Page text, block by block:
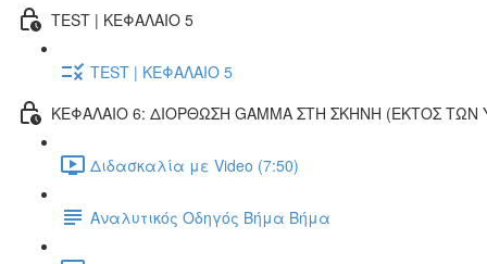
TEST | ΚΕΦΑΛΑΙΟ 5
TEST | ΚΕΦΑΛΑΙΟ 5
ΚΕΦΑΛΑΙΟ 6: ΔΙΟΡΘΩΣΗ GAMMA ΣΤΗ ΣΚΗΝΗ (ΕΚΤOΣ
Διδασκαλία με Video (7:50)
Αναλυτικός Οδηγός Βήμα Βήμα